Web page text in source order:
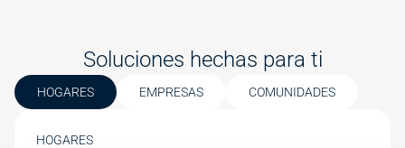
Soluciones hechas para ti
HOGARES EMPRESAS COMUNIDADES
HOGARES